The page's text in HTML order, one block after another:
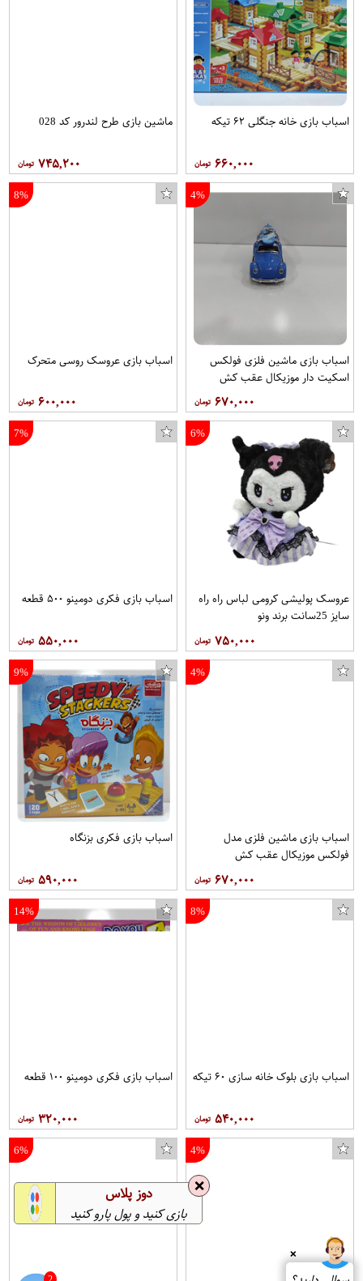
اسباب بازی خانه جنگلی ۶۲ تیکه
۶۶۰,۰۰۰
ماشین بازی طرح لندرور کد 028
۷۴۵,۲۰۰
4%
اسباب بازی ماشین فلزی فولکس
اسکیت دار موزیکال عقب کش
۶۷۰,۰۰۰
8%
اسباب بازی عروسک روسی متحرک
۶۰۰,۰۰۰
6%
عروسک پولیشی کرومی لباس راه راه
سایز 25سانت برند ونو
۷۵۰,۰۰۰
7%
اسباب بازی فکری دومینو ۵۰۰ قطعه
۵۵۰,۰۰۰
4%
اسباب بازی ماشین فلزی مدل
فولکس موزیکال عقب کش
۶۷۰,۰۰۰
9%
اسباب بازی فکری بزنگاه
۵۹۰,۰۰۰
8%
اسباب بازی بلوک خانه سازی ۶۰ تیکه
۵۴۰,۰۰۰
14%
اسباب بازی فکری دومینو ۱۰۰ قطعه
۳۲۰,۰۰۰
4%
6%
❌
❌ دوز پلاس
بازی کنید و پول پارو کنید